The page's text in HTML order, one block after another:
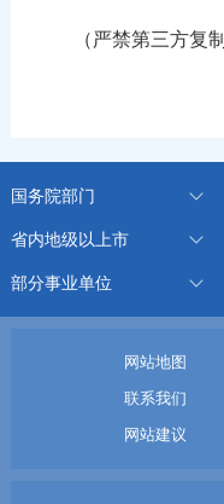
（严禁第三方复制
国务院部门
省内地级以上市
部分事业单位
网站地图
联系我们
网站建议